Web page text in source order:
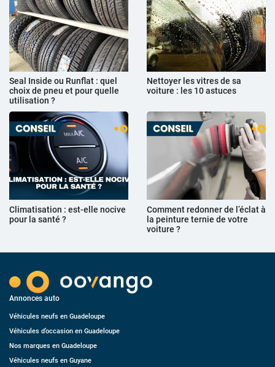
Seal Inside ou Runflat : quel
choix de pneu et pour quelle
utilisation ?
Nettoyer les vitres de sa
voiture : les 10 astuces
Climatisation : est-elle nocive
pour la santé ?
Comment redonner de l’éclat à
la peinture ternie de votre
voiture ?
Annonces auto
Véhicules neufs en Guadeloupe
Véhicules d’occasion en Guadeloupe
Nos marques en Guadeloupe
Véhicules neufs en Guyane